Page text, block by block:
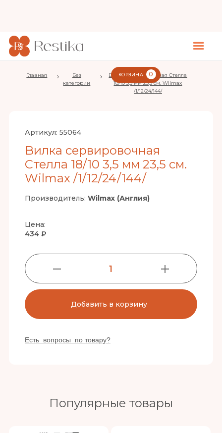
КОРЗИНА 0
Главная ›
Без
категории
›
Вилка сервировочная Стелла
18/10 3,5 мм 23,5 см. Wilmax
/1/12/24/144/
Артикул: 55064
Вилка сервировочная
Стелла 18/10 3,5 мм 23,5 см.
Wilmax /1/12/24/144/
Производитель: Wilmax (Англия)
Цена:
434 ₽
1
Добавить в корзину
Есть вопросы по товару?
Популярные товары